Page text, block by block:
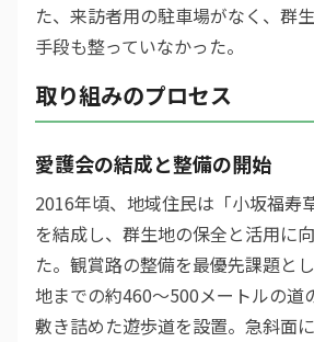
た、来訪者用の駐車場がなく、群
手段も整っていなかった。
取り組みのプロセス
愛護会の結成と整備の開始
2016年頃、地域住民は「小坂福寿
を結成し、群生地の保全と活用に
た。観賞路の整備を最優先課題と
地までの約460〜500メートルの道
敷き詰めた遊歩道を設置。急斜面